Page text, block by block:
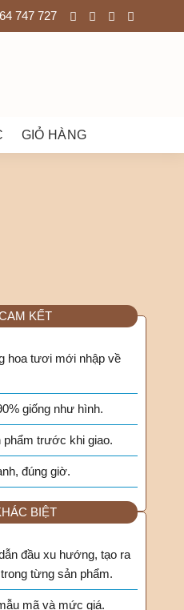
747 727
GIỎ HÀNG
KẾT
hoa tươi mới nhập về
giống như hình.
phẩm trước khi giao.
đúng giờ.
BIỆT
đầu xu hướng, tạo ra
từng sản phẩm.
mã và mức giá.